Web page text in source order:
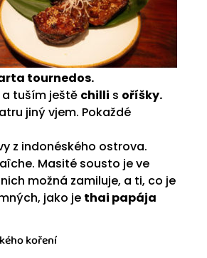
tournedos.
a tuším ještě chilli s oříšky.
jiný vjem. Pokaždé
z indonéského ostrova.
Masité sousto je ve
možná zamiluje, a ti, co je
jako je thai papája
koření